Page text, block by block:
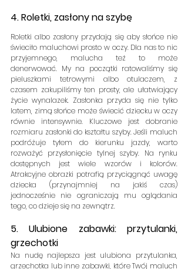
4. Roletki, zasłony na szybę
Roletki albo zasłony przydają się aby słońce nie
świeciło maluchowi prosto w oczy. Dla nas to nic
przyjemnego, malucha też to może
denerwować. My na początki ratowaliśmy się
pieluszkami tetrowymi albo otulaczem, z
czasem zakupiliśmy ten prosty, ale ułatwiający
życie wynalazek. Zasłonka przyda się nie tylko
latem, zimą słońce może świecić dziecku w oczy
równie intensywnie. Kluczowe jest dobranie
rozmiaru zasłonki do kształtu szyby. Jeśli maluch
podróżuje tyłem do kierunku jazdy, warto
rozważyć przysłonięcie tylnej szyby. Na rynku
dostępnych jest wiele wzorów i kolorów.
Atrakcyjne obrazki potrafią przyciągnąć uwagę
dziecka (przynajmniej na jakiś czas)
jednocześnie nie ograniczają mu oglądania
tego, co dzieje się na zewnątrz.
5. Ulubione zabawki: przytulanki,
grzechotki
Na nudę najlepsza jest ulubiona przytulanka,
grzechotka lub inne zabawki, które Twój maluch